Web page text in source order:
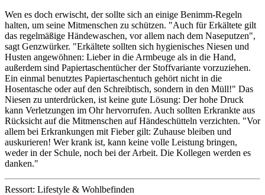
Wen es doch erwischt, der sollte sich an einige Benimm-Regeln
halten, um seine Mitmenschen zu schützen. "Auch für Erkältete gilt
das regelmäßige Händewaschen, vor allem nach dem Naseputzen",
sagt Genzwürker. "Erkältete sollten sich hygienisches Niesen und
Husten angewöhnen: Lieber in die Armbeuge als in die Hand,
außerdem sind Papiertaschentücher der Stoffvariante vorzuziehen.
Ein einmal benutztes Papiertaschentuch gehört nicht in die
Hosentasche oder auf den Schreibtisch, sondern in den Müll!" Das
Niesen zu unterdrücken, ist keine gute Lösung: Der hohe Druck
kann Verletzungen im Ohr hervorrufen. Auch sollten Erkrankte aus
Rücksicht auf die Mitmenschen auf Händeschütteln verzichten. "Vor
allem bei Erkrankungen mit Fieber gilt: Zuhause bleiben und
auskurieren! Wer krank ist, kann keine volle Leistung bringen,
weder in der Schule, noch bei der Arbeit. Die Kollegen werden es
danken."
Ressort: Lifestyle & Wohlbefinden